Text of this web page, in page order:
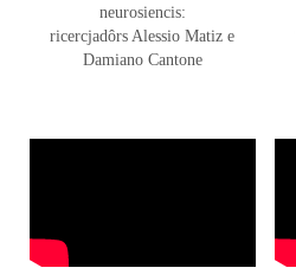
neurosiencis:
ricercjadôrs Alessio Matiz e
Damiano Cantone